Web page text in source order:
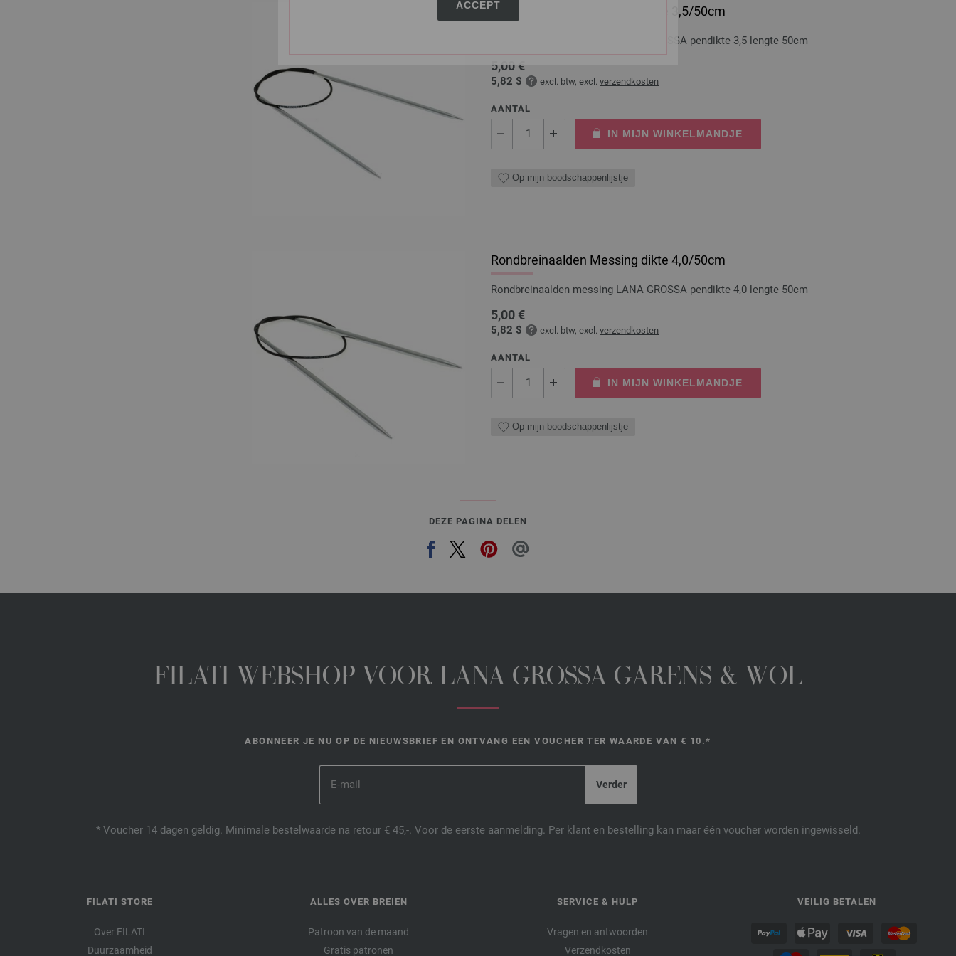
ACCEPTRondbreinaalden Messing dikte 3,5/50cm
Rondbreinaalden messing LANA GROSSA pendikte 3,5 lengte 50cm
5,00 €
5,82 $ excl. btw, excl. verzendkosten
AANTAL
IN MIJN WINKELMANDJE
Op mijn boodschappenlijstje
Rondbreinaalden Messing dikte 4,0/50cm
Rondbreinaalden messing LANA GROSSA pendikte 4,0 lengte 50cm
5,00 €
5,82 $ excl. btw, excl. verzendkosten
AANTAL
IN MIJN WINKELMANDJE
Op mijn boodschappenlijstje
DEZE PAGINA DELEN
FILATI WEBSHOP VOOR LANA GROSSA GARENS & WOL
ABONNEER JE NU OP DE NIEUWSBRIEF EN ONTVANG EEN VOUCHER TER WAARDE VAN € 10.*
* Voucher 14 dagen geldig. Minimale bestelwaarde na retour € 45,-. Voor de eerste aanmelding. Per klant en bestelling kan maar één voucher worden ingewisseld.
FILATI STORE
Over FILATI
Duurzaamheid
ALLES OVER BREIEN
Patroon van de maand
Gratis patronen
SERVICE & HULP
Vragen en antwoorden
Verzendkosten
VEILIG BETALEN